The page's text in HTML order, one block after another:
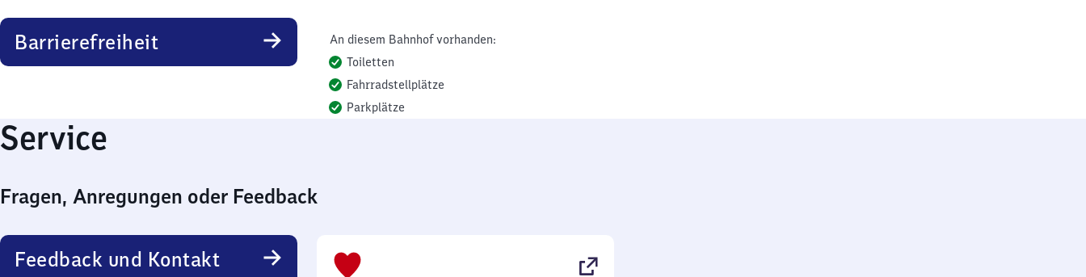
Barrierefreiheit
An diesem Bahnhof vorhanden:
Toiletten
Fahrradstellplätze
Parkplätze
Service
Fragen, Anregungen oder Feedback
Feedback und Kontakt